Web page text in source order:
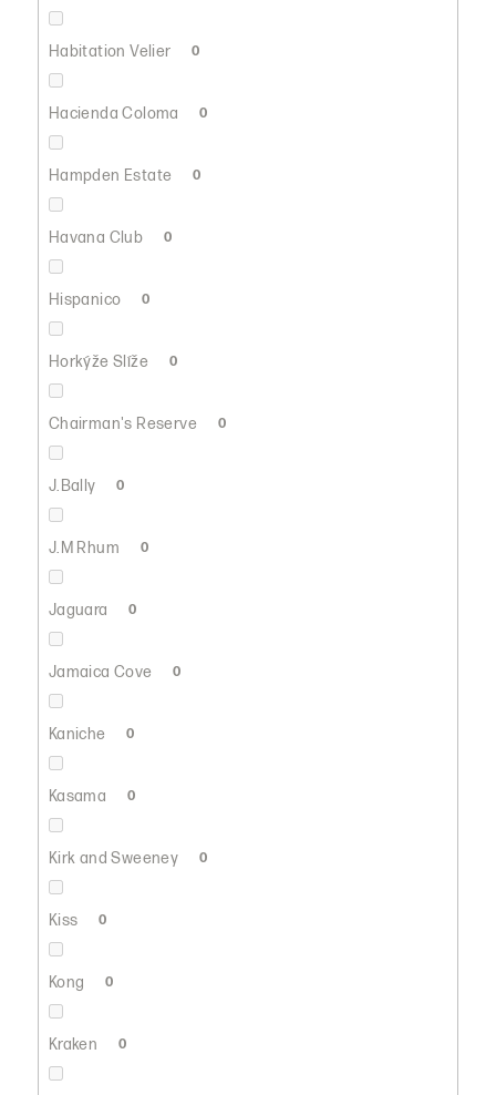
Habitation Velier 0
Hacienda Coloma 0
Hampden Estate 0
Havana Club 0
Hispanico 0
Horkýže Slíže 0
Chairman's Reserve 0
J.Bally 0
J.M Rhum 0
Jaguara 0
Jamaica Cove 0
Kaniche 0
Kasama 0
Kirk and Sweeney 0
Kiss 0
Kong 0
Kraken 0